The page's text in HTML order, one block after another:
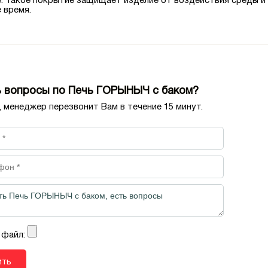
время.
вопросы по Печь ГОРЫНЫЧ с баком?
менеджер перезвонит Вам в течение 15 минут.
файл: